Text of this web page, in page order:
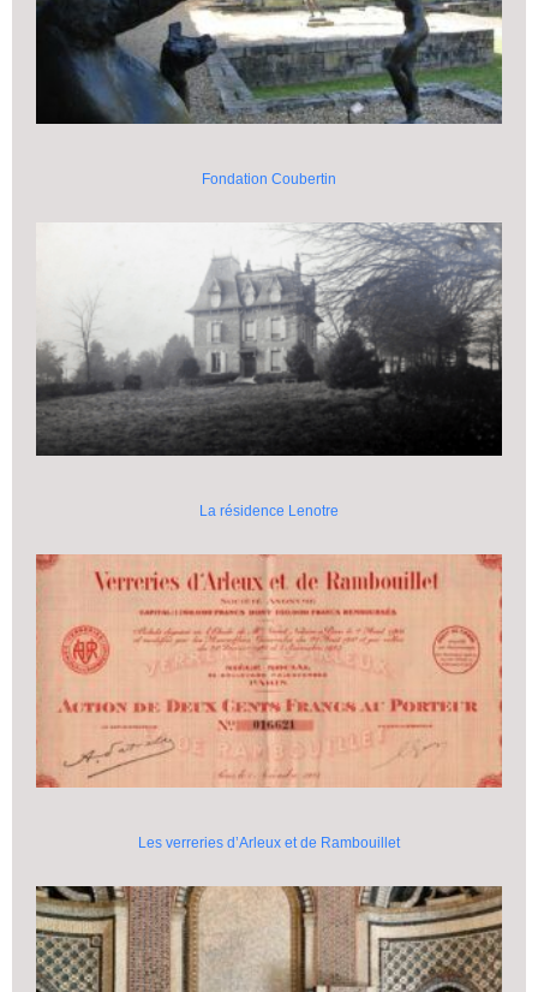
Fondation Coubertin
La résidence Lenotre
Les verreries d’Arleux et de Rambouillet